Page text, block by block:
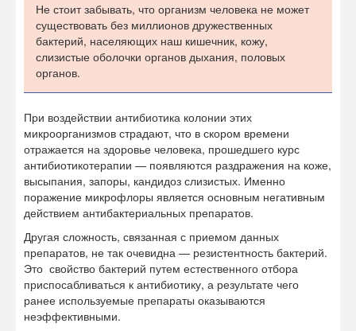
Не стоит забывать, что организм человека не может
существовать без миллионов дружественных
бактерий, населяющих наш кишечник, кожу,
слизистые оболочки органов дыхания, половых
органов.
При воздействии антибиотика колонии этих
микроорганизмов страдают, что в скором времени
отражается на здоровье человека, прошедшего курс
антибиотикотерапии — появляются раздражения на коже,
высыпания, запоры, кандидоз слизистых. Именно
поражение микрофлоры является основным негативным
действием антибактериальных препаратов.
Другая сложность, связанная с приемом данных
препаратов, не так очевидна — резистентность бактерий.
Это свойство бактерий путем естественного отбора
приспосабливаться к антибиотику, а результате чего
ранее используемые препараты оказываются
неэффективными.